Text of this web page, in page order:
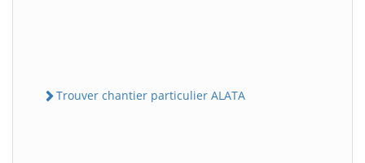
Trouver chantier particulier ALATA